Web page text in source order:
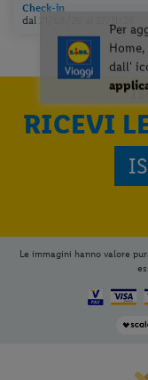
Check-in
dal 21/08/26
RICEVI
Le immagini hanno valore